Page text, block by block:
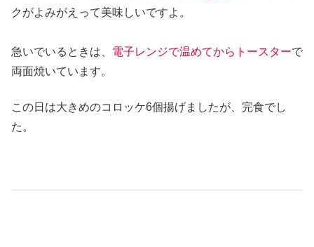
クがよみがえって美味しいですよ。
急いでいるときは、 電子レンジで温めてからトースターで
両面焼いています。
この日は大きめのコロッケ6個揚げましたが、完食でし
た。